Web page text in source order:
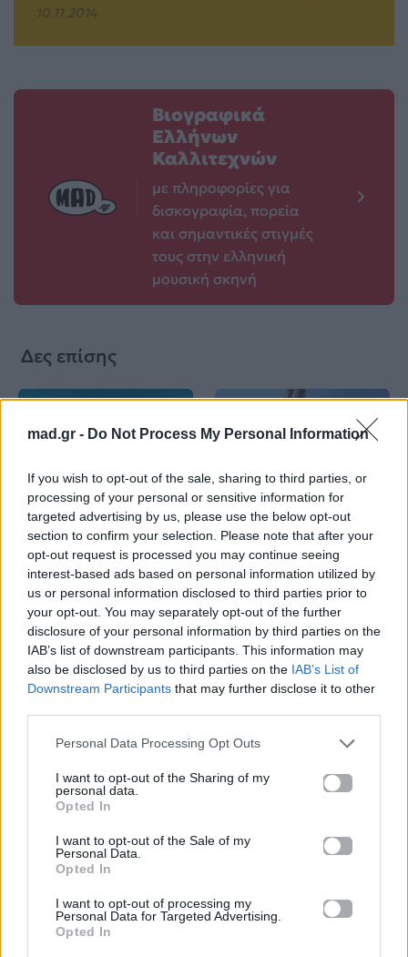
mad.gr - Do Not Process My Personal Information
If you wish to opt-out of the sale, sharing to third parties, or
processing of your personal or sensitive information for
targeted advertising by us, please use the below opt-out
section to confirm your selection. Please note that after your
opt-out request is processed you may continue seeing
interest-based ads based on personal information utilized by
us or personal information disclosed to third parties prior to
your opt-out. You may separately opt-out of the further
disclosure of your personal information by third parties on the
IAB’s list of downstream participants. This information may
also be disclosed by us to third parties on the IAB’s List of
Downstream Participants that may further disclose it to other
Personal Data Processing Opt Outs
I want to opt-out of the Sharing of my
personal data.
Opted In
I want to opt-out of the Sale of my
Personal Data.
Opted In
I want to opt-out of processing my
Personal Data for Targeted Advertising.
Opted In
10.11.2014
Βιογραφικά
Ελλήνων
Καλλιτεχνών
με πληροφορίες για
δισκογραφία, πορεία
και σημαντικές στιγμές
τους στην ελληνική
μουσική σκηνή
Δες επίσης
Life
Καλοκαίρι στην Αττική
με επιφυλάξεις – Ποιες
παραλίες έχουν
χαρακτηριστεί
ακατάλληλες
04.07.2026
Life
Το πιο επικίνδυνο
«Will you marry me?»
που έχουμε δει ποτέ –
Το ζευγάρι που
σκαρφάλωσε στο
Empire State Building
02.07.2026
News
Πανελλαδικές 2026:
βαθμολογιών η
Λαρισαία Ιωάννα
Παπακώστα με 19.780